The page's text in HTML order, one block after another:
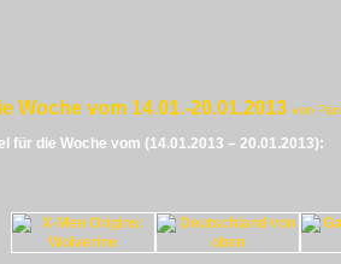
Woche vom 14.01.-20.01.2013 von
für die Woche vom (14.01.2013 – 20.01.2013):